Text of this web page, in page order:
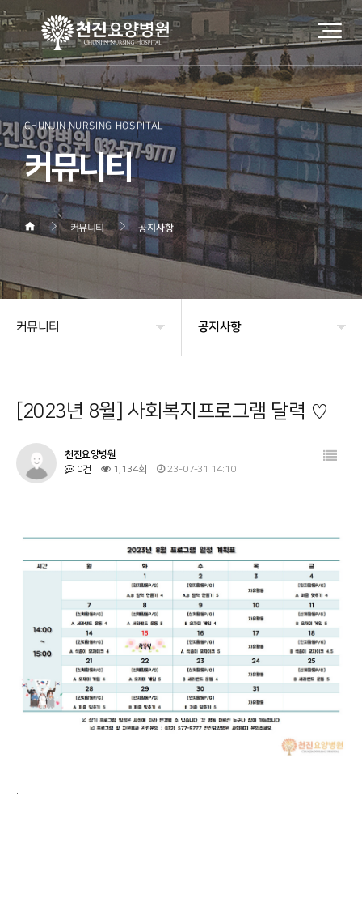
CHUNJIN NURSING HOSPITAL
커뮤니티
커뮤니티 공지사항
커뮤니티
시설 둘러보기
진료과목 안내
이용안내
기타
공지사항
금주의 식단
[2023년 8월] 사회복지프로그램 달력 ♡
천진요양병원
0건
1,134회 23-07-31 14:10